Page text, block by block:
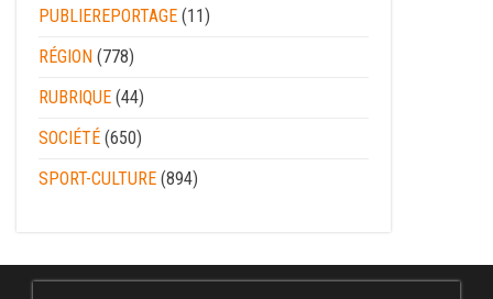
PUBLIEREPORTAGE (11)
RÉGION (778)
RUBRIQUE (44)
SOCIÉTÉ (650)
SPORT-CULTURE (894)